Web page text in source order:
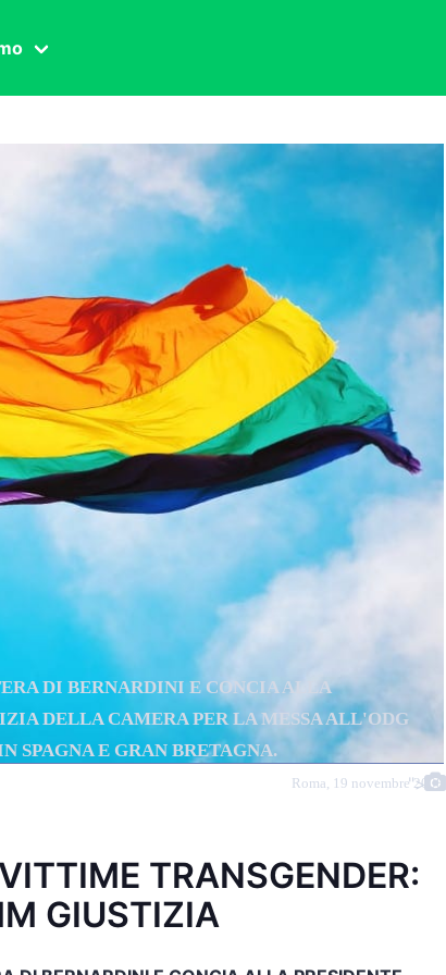
DI BERNARDINI E CONCIA ALLA
DELLA CAMERA PER LA MESSA ALL'ODG
SPAGNA E GRAN BRETAGNA.
Roma, 19 novembre 2008
">
TRANSGENDER:
GIUSTIZIA